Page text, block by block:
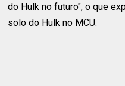
do Hulk no futuro", o que
solo do Hulk no MCU.